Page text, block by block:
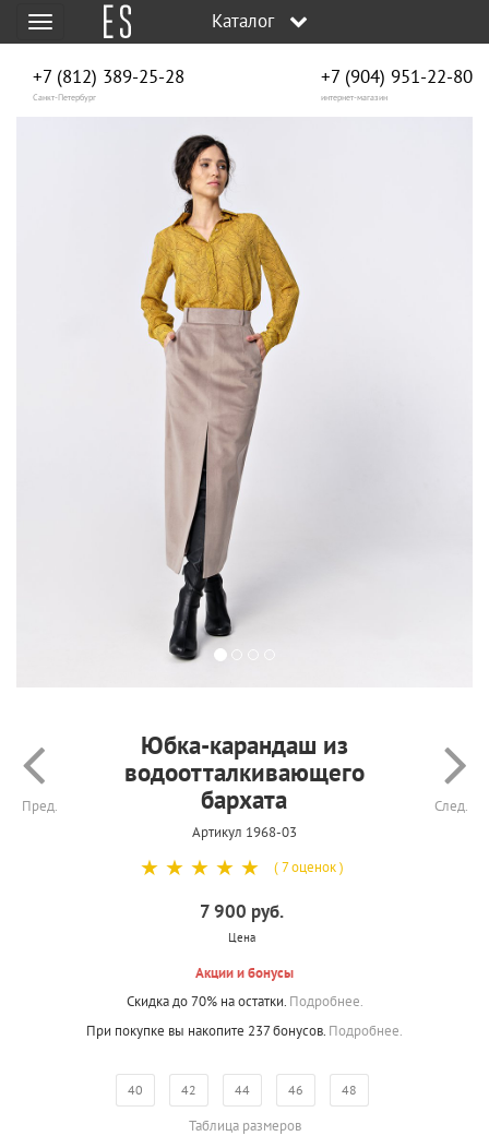
Меню Каталог
+7 (812) 389-25-28
Санкт-Петербург
+7 (904) 951‑22‑80
интернет-магазин
Пред.
Юбка-карандаш из
водоотталкивающего
бархата
Артикул 1968-03
След.
☆
☆
☆
☆
☆ ( 7 оценок )
7 900 руб.
Цена
Акции и бонусы
Скидка до 70% на остатки. Подробнее.
При покупке вы накопите 237 бонусов. Подробнее.
40 42 44 46 48
Таблица размеров